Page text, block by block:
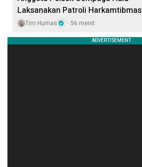
Laksanakan Patroli Harkamtibmas
Tim Humas 56 menit